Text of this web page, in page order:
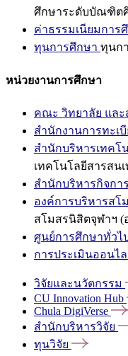
ศึกษาระดับบัณฑิต
ค่าธรรมเนียมการ
ทุนการศึกษา ทุนก
หน่วยงานการศึกษา
คณะ วิทยาลัย แล
สำนักงานการทะเ
สำนักบริหารเทคโ
เทคโนโลยีสารสน
สำนักบริหารกิจกา
องค์การบริหารสโ
สโมสรนิสิตจุฬาฯ (
ศูนย์การศึกษาทั่วไป
การประเมินออนไ
วิจัยและนวัตกรรม
CU Innovation Hub
Chula DigiVerse
สำนักบริหารวิจัย
ทุนวิจัย